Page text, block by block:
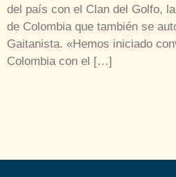
del país con el Clan del Golfo,
de Colombia que también se
Gaitanista. «Hemos iniciado
Colombia con el […]